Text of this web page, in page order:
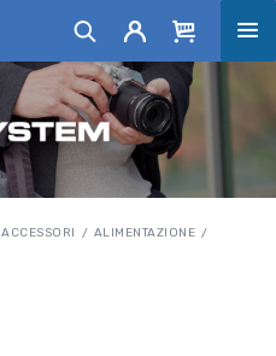
ACCESSORI
ALIMENTAZIONE